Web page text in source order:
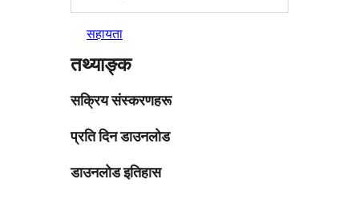
सहायता
तथ्याङ्क
सक्रिय संस्करणहरू
प्रति दिन डाउनलोड
डाउनलोड इतिहास